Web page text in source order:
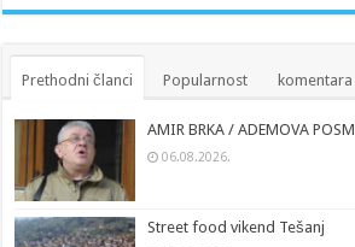
Prethodni članci Popularnost komentara
AMIR BRKA / ADEMOVA
06.08.2026.
Street food vikend Tešanj